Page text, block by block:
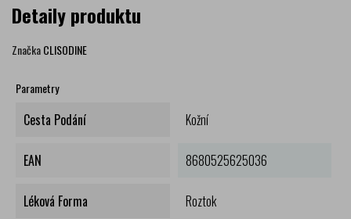
Detaily produktu
ZnačkaCLISODINE
Parametry
Cesta Podání Kožní
EAN 8680525625036
Léková Forma Roztok